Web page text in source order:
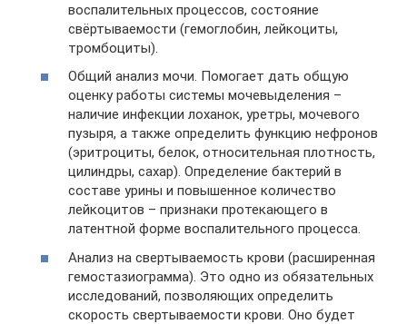
воспалительных процессов, состояние
свёртываемости (гемоглобин, лейкоциты,
тромбоциты).
Общий анализ мочи. Помогает дать общую
оценку работы системы мочевыделения –
наличие инфекции лоханок, уретры, мочевого
пузыря, а также определить функцию нефронов
(эритроциты, белок, относительная плотность,
цилиндры, сахар). Определение бактерий в
составе урины и повышенное количество
лейкоцитов – признаки протекающего в
латентной форме воспалительного процесса.
Анализ на свертываемость крови (расширенная
гемостазиограмма). Это одно из обязательных
исследований, позволяющих определить
скорость свертываемости крови. Оно будет